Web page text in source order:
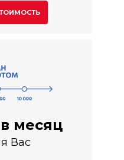
Вас
месяц